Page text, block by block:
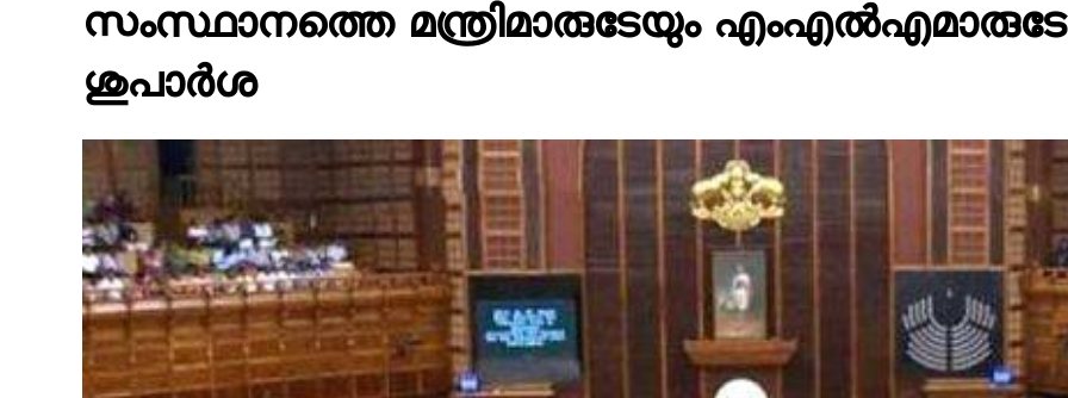
സംസ്ഥാനത്തെ മന്ത്രിമാരുടേയും
ശുപാര്‍ശ